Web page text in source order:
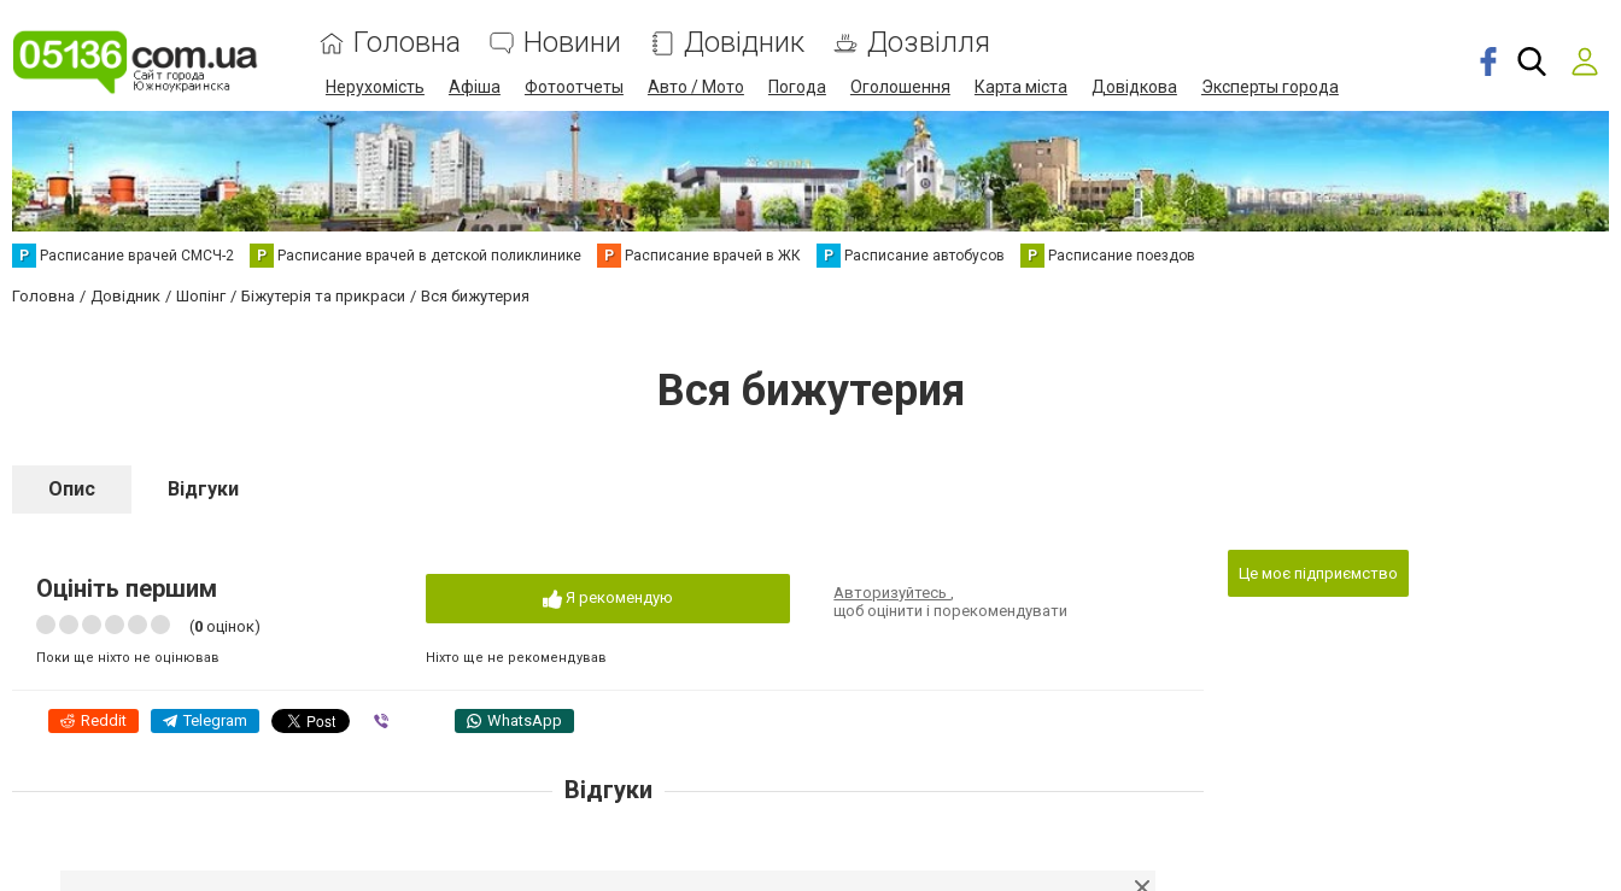
Головна Новини Довідник Дозвілля
Нерухомість Афіша Фотоотчеты Авто / Мото Погода Оголошення Карта міста Довідкова Эксперты города
Р Расписание врачей СМСЧ-2 Р Расписание врачей в детской поликлинике Р Расписание врачей в ЖК Р Расписание автобусов Р Расписание поездов
Головна Довідник Шопінг Біжутерія та прикраси Вся бижутерия
Вся бижутерия
Опис Відгуки
Оцініть першим
(0 оцінок)
Поки ще ніхто не оцінював
Я рекомендую
Ніхто ще не рекомендував
Авторизуйтесь,
щоб оцінити і порекомендувати
Reddit Telegram WhatsApp
Це моє підприємство
Відгуки